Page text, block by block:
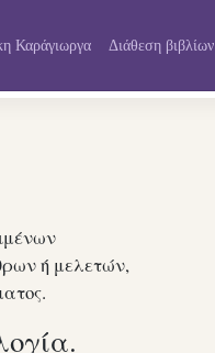
Καράγιωργα Διάθεση βιβλίων
ή μελετών,